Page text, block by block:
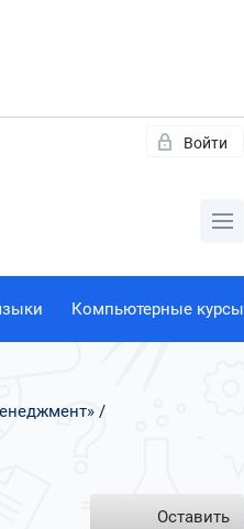
Войти
Компьютерные курсы
Оставить